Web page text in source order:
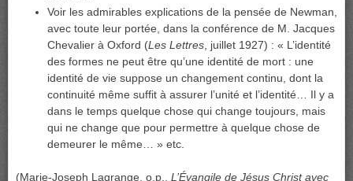
Voir les admirables explications de la pensée de Newman,
avec toute leur portée, dans la conférence de M. Jacques
Chevalier à Oxford (Les Lettres , juillet 1927) : « L’identité
des formes ne peut être qu’une identité de mort : une
identité de vie suppose un changement continu, dont la
continuité même suffit à assurer l’unité et l’identité… Il y a
dans le temps quelque chose qui change toujours, mais
qui ne change que pour permettre à quelque chose de
demeurer le même… » etc.
(Marie-Joseph Lagrange, o.p., L’Évangile de Jésus Christ avec